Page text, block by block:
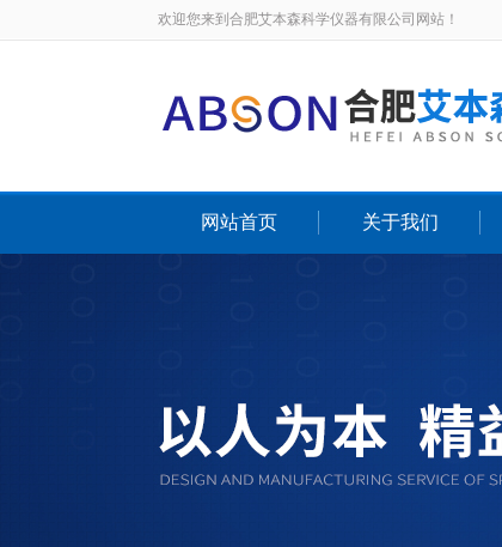
欢迎您来到合肥艾本森科学仪器有限公司网站！
网站首页 关于我们